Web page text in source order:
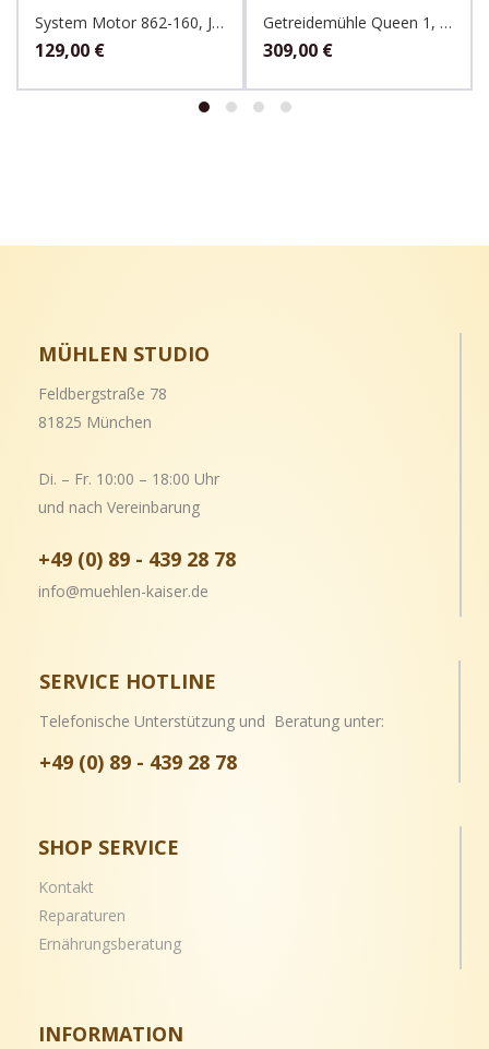
System Motor 862-160, Jupiter
129,00 €
Getreidemühle Queen 1, hawos
309,00 €
MÜHLEN STUDIO
Feldbergstraße 78
81825 München
Di. – Fr. 10:00 – 18:00 Uhr
und nach Vereinbarung
+49 (0) 89 - 439 28 78
info@muehlen-kaiser.de
SERVICE HOTLINE
Telefonische Unterstützung und Beratung unter:
+49 (0) 89 - 439 28 78
SHOP SERVICE
Kontakt
Reparaturen
Ernährungsberatung
INFORMATION